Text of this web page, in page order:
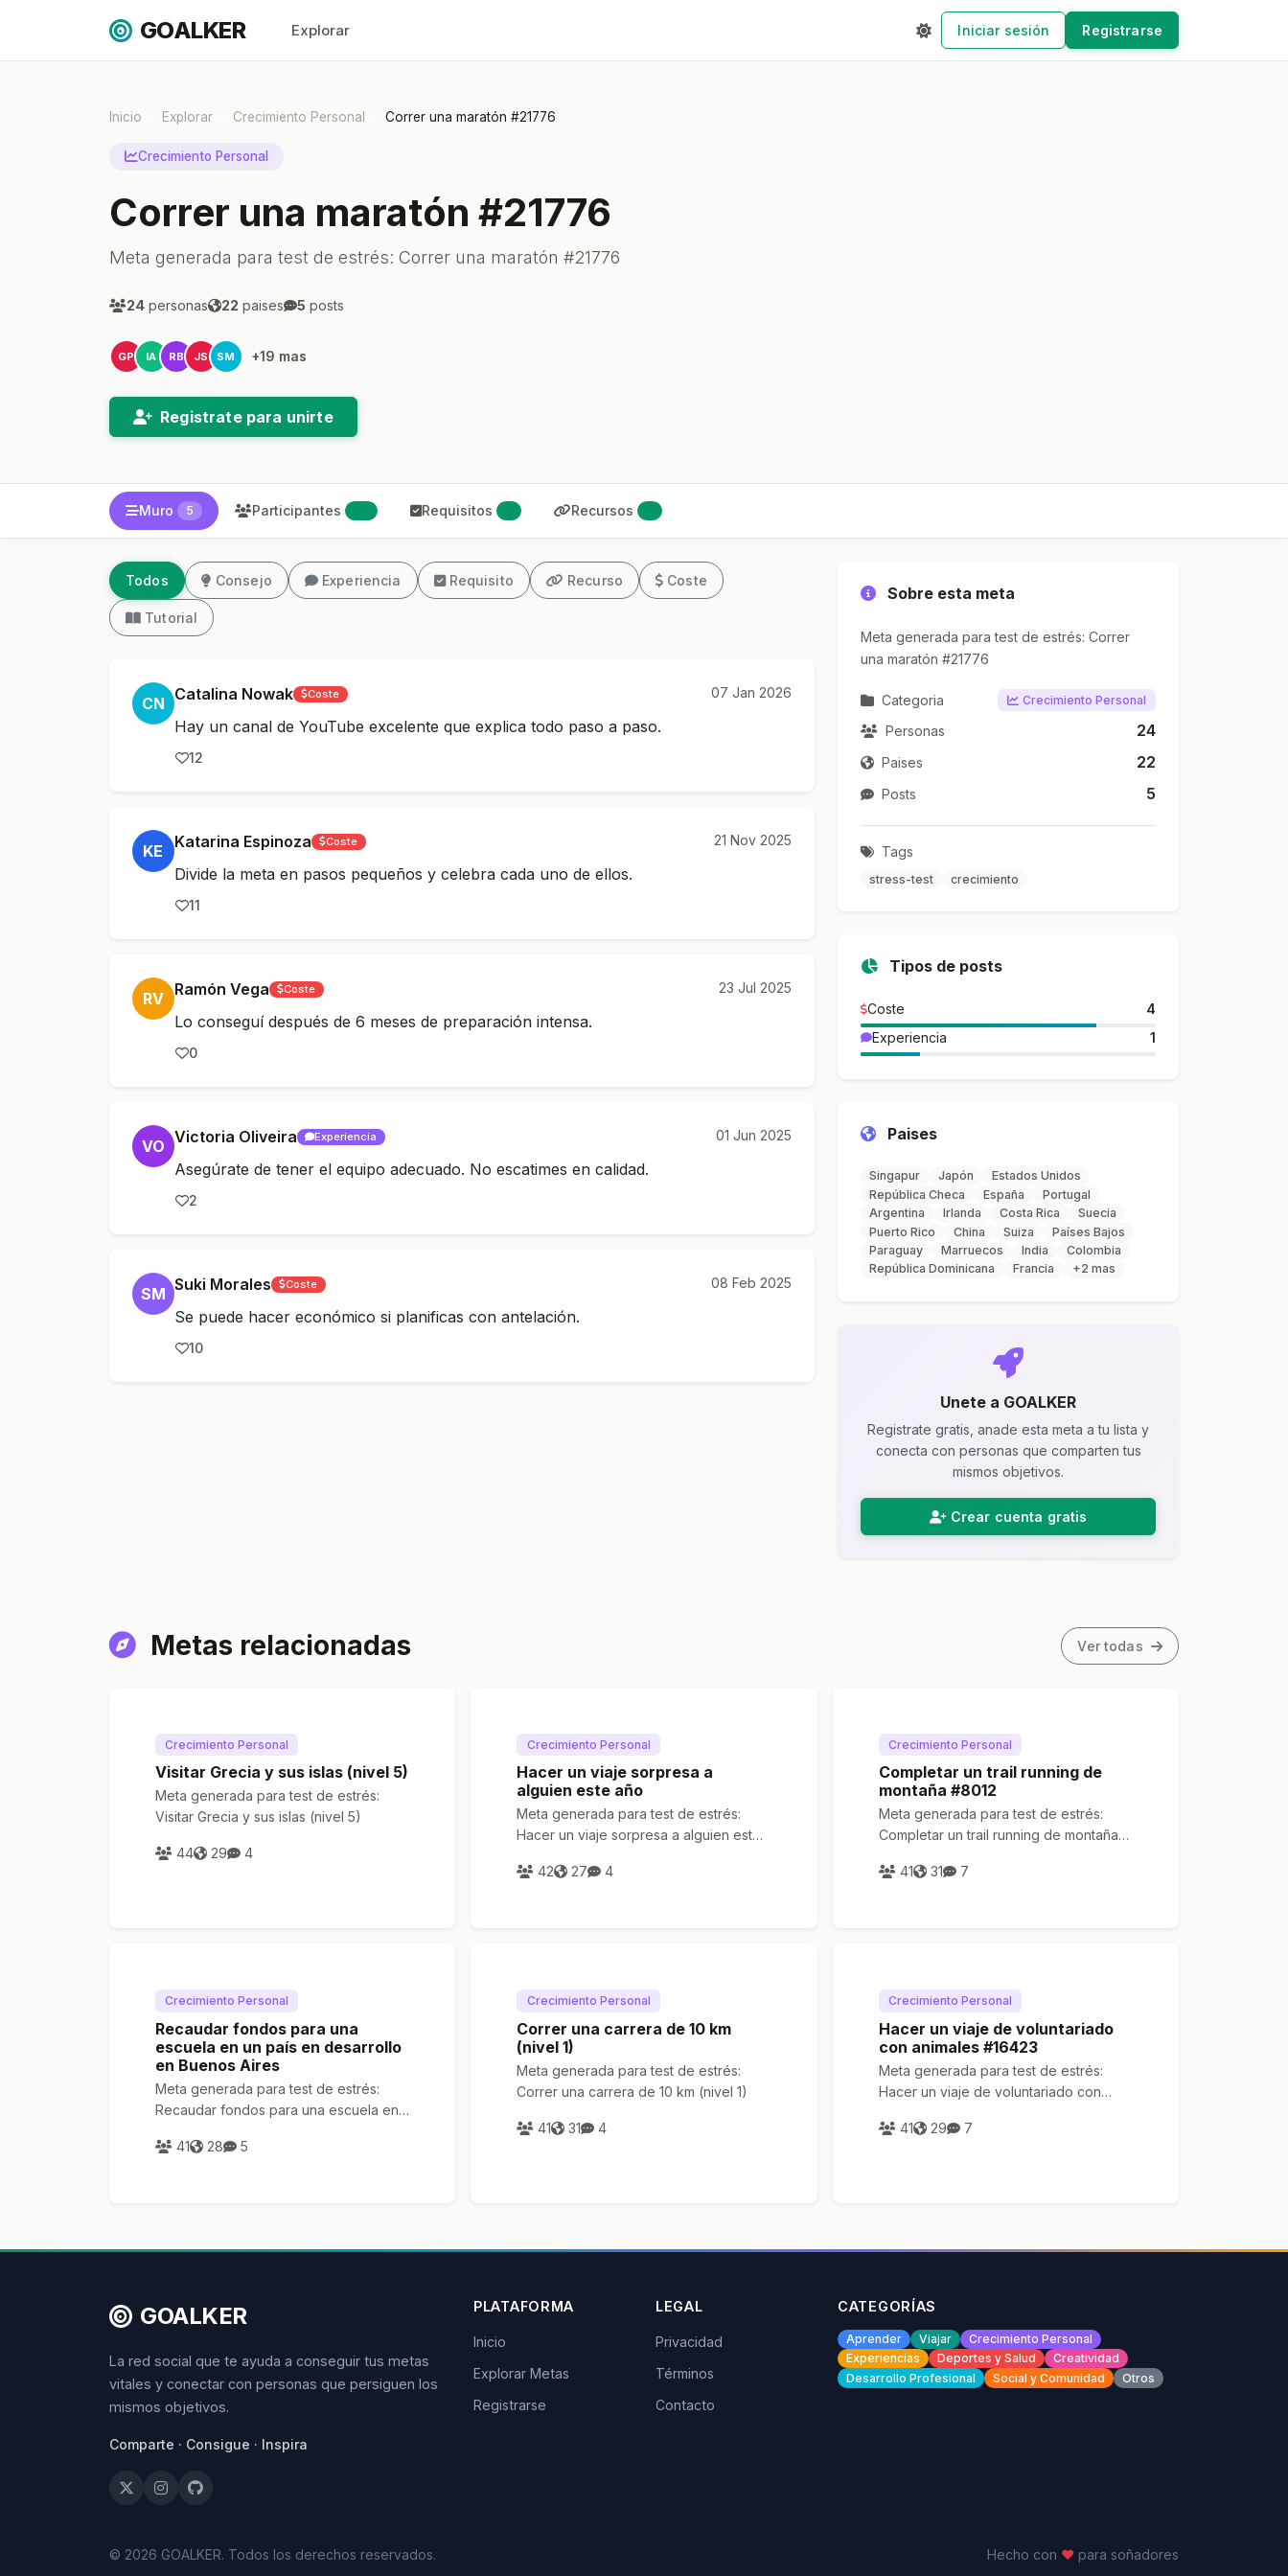
GOALKER Explorar Iniciar sesión Registrarse
Inicio Explorar Crecimiento Personal Correr una maratón #21776
Crecimiento Personal
Correr una maratón #21776
Meta generada para test de estrés: Correr una maratón #21776
24 personas 22 paises 5 posts
GP IA RB JS SM +19 mas
Registrate para unirte
Muro 5 Participantes Requisitos Recursos
Todos Consejo Experiencia Requisito Recurso Coste
Tutorial
CN Catalina Nowak Coste 07 Jan 2026
Hay un canal de YouTube excelente que explica todo paso a paso.
12
KE Katarina Espinoza Coste 21 Nov 2025
Divide la meta en pasos pequeños y celebra cada uno de ellos.
11
RV Ramón Vega Coste 23 Jul 2025
Lo conseguí después de 6 meses de preparación intensa.
0
VO Victoria Oliveira Experiencia 01 Jun 2025
Asegúrate de tener el equipo adecuado. No escatimes en calidad.
2
SM Suki Morales Coste 08 Feb 2025
Se puede hacer económico si planificas con antelación.
10
Sobre esta meta
Meta generada para test de estrés: Correr
una maratón #21776
Categoria Crecimiento Personal
Personas 24
Paises 22
Posts 5
Tags
stress-test crecimiento
Tipos de posts
Coste
4
Experiencia
1
Paises
Singapur Japón
Estados Unidos
República Checa
España
Portugal
Argentina
Irlanda Costa Rica
Suecia
Puerto Rico
China Suiza
Países Bajos
Paraguay
Marruecos India
Colombia
República Dominicana
Francia +2 mas
Unete a GOALKER
Registrate gratis, anade esta meta a tu lista y
conecta con personas que comparten tus
mismos objetivos.
Crear cuenta gratis
Metas relacionadas Ver todas
Crecimiento Personal
Visitar Grecia y sus islas (nivel 5)
Meta generada para test de estrés:
Visitar Grecia y sus islas (nivel 5)
44 29 4
Crecimiento Personal
Hacer un viaje sorpresa a
alguien este año
Meta generada para test de estrés:
Hacer un viaje sorpresa a alguien este
42
27 4
Crecimiento Personal
Completar un trail running de
montaña #8012
Meta generada para test de estrés:
Completar un trail running de montaña
41
31 7
Crecimiento Personal
Recaudar fondos para una
escuela en un país en desarrollo
en Buenos Aires
Meta generada para test de estrés:
Recaudar fondos para una escuela en
41
28 5
Crecimiento Personal
Correr una carrera de 10 km
(nivel 1)
Meta generada para test de estrés:
Correr una carrera de 10 km (nivel 1)
41 31 4
Crecimiento Personal
Hacer un viaje de voluntariado
con animales #16423
Meta generada para test de estrés:
Hacer un viaje de voluntariado con
41
29 7
GOALKER
La red social que te ayuda a conseguir tus metas
vitales y conectar con personas que persiguen los
mismos objetivos.
Comparte · Consigue · Inspira
PLATAFORMA
Inicio
Explorar Metas
Registrarse
LEGAL
Privacidad
Términos
Contacto
CATEGORÍAS
Aprender Viajar
Crecimiento Personal
Experiencias
Deportes y Salud
Creatividad
Desarrollo Profesional
Social y Comunidad Otros
© 2026 GOALKER. Todos los derechos reservados. Hecho con ♥ para soñadores